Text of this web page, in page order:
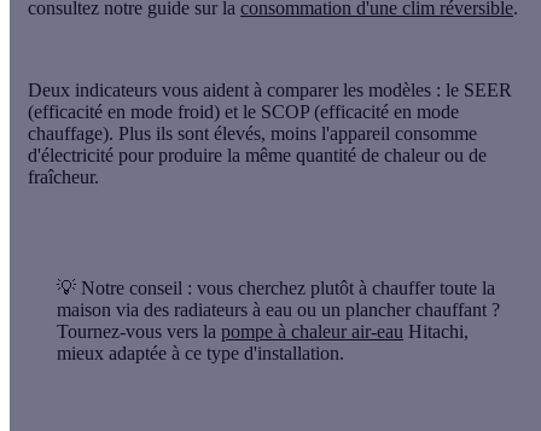
consultez notre guide sur la consommation d'une clim réversible.
Deux indicateurs vous aident à comparer les modèles : le SEER
(efficacité en mode froid) et le SCOP (efficacité en mode
chauffage). Plus ils sont élevés, moins l'appareil consomme
d'électricité pour produire la même quantité de chaleur ou de
fraîcheur.
💡 Notre conseil : vous cherchez plutôt à chauffer toute la
maison via des radiateurs à eau ou un plancher chauffant ?
Tournez-vous vers la pompe à chaleur air-eau Hitachi,
mieux adaptée à ce type d'installation.